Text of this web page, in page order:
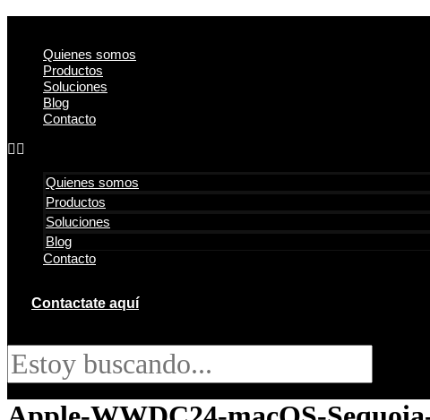
Quienes somos
Productos
Soluciones
Blog
Contacto
Quienes somos
Productos
Soluciones
Blog
Contacto
Contactate aquí